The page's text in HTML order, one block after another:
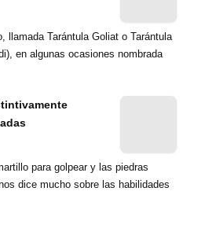
llamada Tarántula Goliat o Tarántula
en algunas ocasiones nombrada
para golpear y las piedras
dice mucho sobre las habilidades